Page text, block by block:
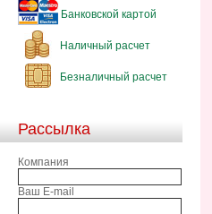
Банковской картой
Наличный расчет
Безналичный расчет
Рассылка
Компания
Ваш E-mail